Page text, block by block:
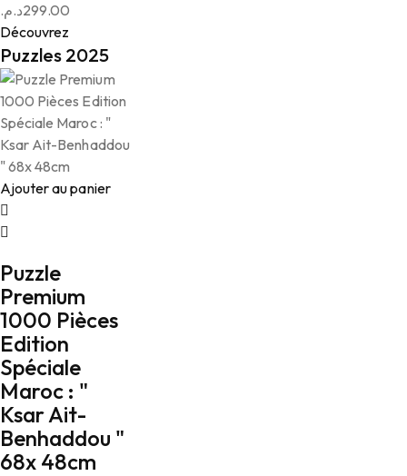
299.00د.م.
Découvrez
Puzzles 2025
Ajouter au panier
Puzzle
Premium
1000 Pièces
Edition
Spéciale
Maroc : "
Ksar Ait-
Benhaddou "
68x 48cm